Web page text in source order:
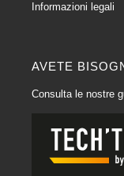
AVETE
Consulta le nostre
Informazioni legali